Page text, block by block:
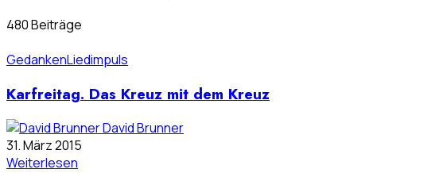
480 Beiträge
GedankenLiedimpuls
Karfreitag. Das Kreuz mit dem Kreuz
David Brunner
31. März 2015
Weiterlesen